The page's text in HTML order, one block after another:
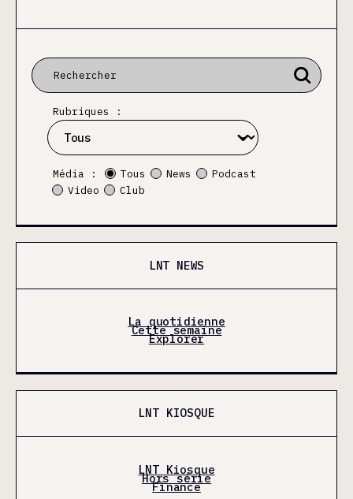
Rubriques :
Média : Tous News
Podcast
Video
Club
LNT NEWS
La quotidienne
Cette semaine
Explorer
LNT KIOSQUE
LNT Kiosque
Hors série
Finance